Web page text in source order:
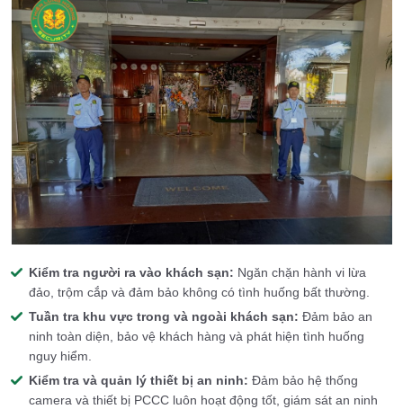
Kiểm tra người ra vào khách sạn: Ngăn chặn hành vi lừa
đảo, trộm cắp và đảm bảo không có tình huống bất thường.
Tuần tra khu vực trong và ngoài khách sạn: Đảm bảo an
ninh toàn diện, bảo vệ khách hàng và phát hiện tình huống
nguy hiểm.
Kiểm tra và quản lý thiết bị an ninh: Đảm bảo hệ thống
camera và thiết bị PCCC luôn hoạt động tốt, giám sát an ninh